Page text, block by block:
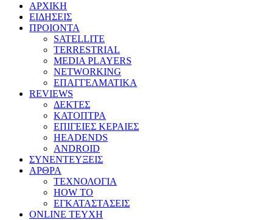
ΑΡΧΙΚΗ
ΕΙΔΗΣΕΙΣ
ΠΡΟΙΟΝΤΑ
SATELLITE
TERRESTRIAL
MEDIA PLAYERS
NETWORKING
ΕΠΑΓΓΕΛΜΑΤΙΚΑ
REVIEWS
ΔΕΚΤΕΣ
ΚΑΤΟΠΤΡΑ
ΕΠΙΓΕΙΕΣ ΚΕΡΑΙΕΣ
HEADENDS
ANDROID
ΣΥΝΕΝΤΕΥΞΕΙΣ
ΑΡΘΡΑ
ΤΕΧΝΟΛΟΓΙΑ
HOW TO
ΕΓΚΑΤΑΣΤΑΣΕΙΣ
ONLINE TEYXH